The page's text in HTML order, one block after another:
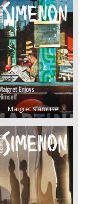
Maigret s’amuse